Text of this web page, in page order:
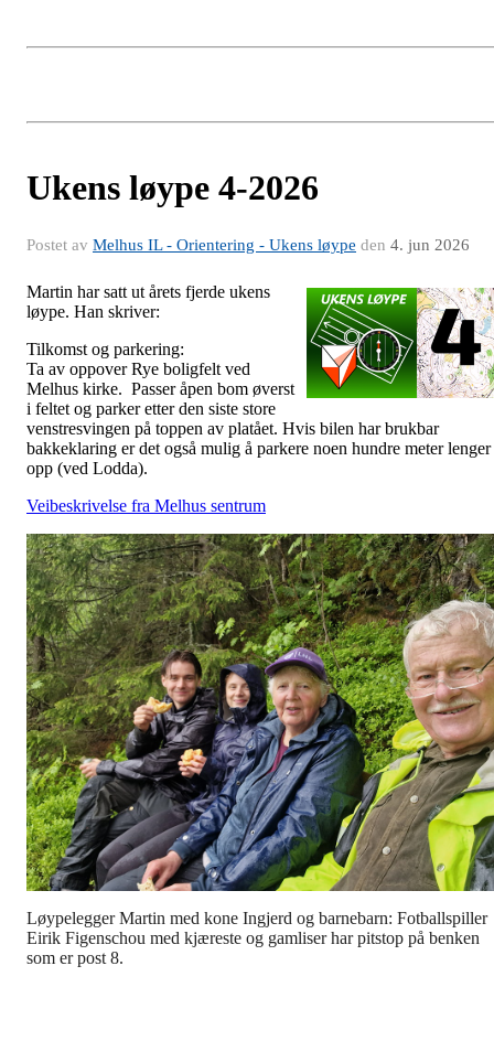
Ukens løype 4-2026
Postet av Melhus IL - Orientering - Ukens løype den 4. jun 2026
Martin har satt ut årets fjerde ukens
løype. Han skriver:
Tilkomst og parkering:
Ta av oppover Rye boligfelt ved
Melhus kirke. Passer åpen bom øverst
i feltet og parker etter den siste store
venstresvingen på toppen av platået. Hvis bilen har brukbar
bakkeklaring er det også mulig å parkere noen hundre meter lenger
opp (ved Lodda).
Veibeskrivelse fra Melhus sentrum
Løypelegger Martin med kone Ingjerd og barnebarn: Fotballspiller
Eirik Figenschou med kjæreste og gamliser har pitstop på benken
som er post 8.